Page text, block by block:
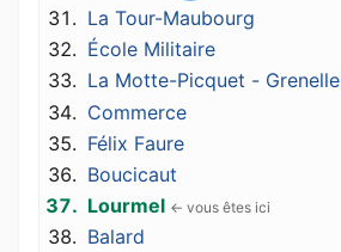
La Tour-Maubourg
École Militaire
La Motte-Picquet - Grenelle
Commerce
Félix Faure
Boucicaut
Lourmel
Balard